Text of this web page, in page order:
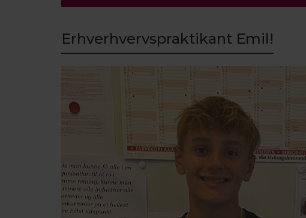
Erhverhvervspraktikant Emil!